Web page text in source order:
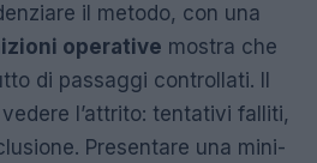
il metodo, con una
operative mostra che
di passaggi controllati. Il
l’attrito: tentativi falliti,
Presentare una mini-